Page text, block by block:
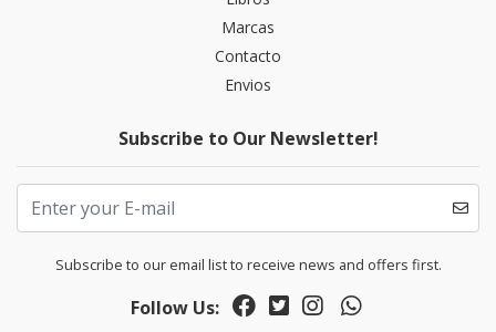
Marcas
Contacto
Envios
Subscribe to Our Newsletter!
Subscribe to our email list to receive news and offers first.
Follow Us: